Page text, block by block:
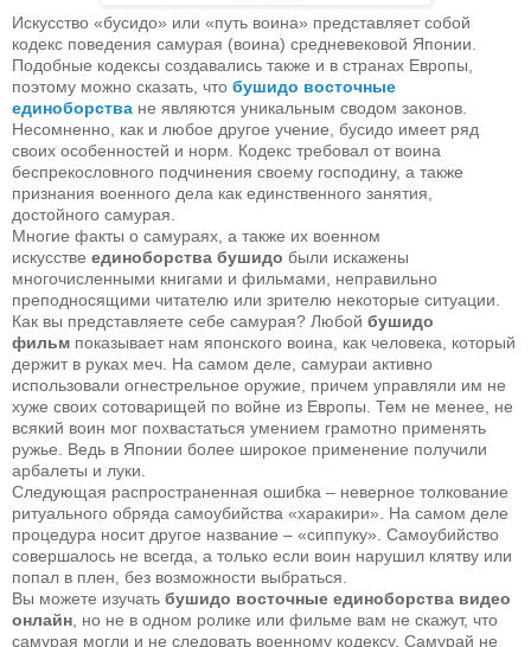
Искусство «бусидо» или «путь воина» представляет собой
кодекс поведения самурая (воина) средневековой Японии.
Подобные кодексы создавались также и в странах Европы,
поэтому можно сказать, что бушидо восточные
единоборства не являются уникальным сводом законов.
Несомненно, как и любое другое учение, бусидо имеет ряд
своих особенностей и норм. Кодекс требовал от воина
беспрекословного подчинения своему господину, а также
признания военного дела как единственного занятия,
достойного самурая.
Многие факты о самураях, а также их военном
искусстве единоборства бушидо были искажены
многочисленными книгами и фильмами, неправильно
преподносящими читателю или зрителю некоторые ситуации.
Как вы представляете себе самурая? Любой бушидо
фильм показывает нам японского воина, как человека, который
держит в руках меч. На самом деле, самураи активно
использовали огнестрельное оружие, причем управляли им не
хуже своих сотоварищей по войне из Европы. Тем не менее, не
всякий воин мог похвастаться умением грамотно применять
ружье. Ведь в Японии более широкое применение получили
арбалеты и луки.
Следующая распространенная ошибка – неверное толкование
ритуального обряда самоубийства «харакири». На самом деле
процедура носит другое название – «сиппуку». Самоубийство
совершалось не всегда, а только если воин нарушил клятву или
попал в плен, без возможности выбраться.
Вы можете изучать бушидо восточные единоборства видео
онлайн, но не в одном ролике или фильме вам не скажут, что
самурая могли и не следовать военному кодексу. Самурай не